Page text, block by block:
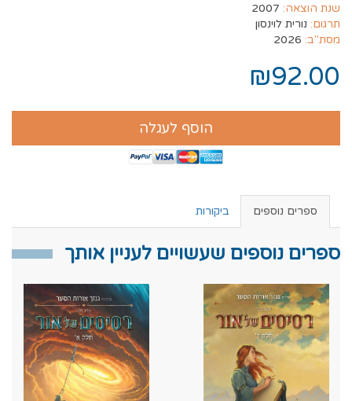
שנת הוצאה: 2007
תרגום: נורית לוינסון
מסת"ב: 2026
₪92.00
הוסף לעגלה
ספרים נוספים ביקורות
ספרים נוספים שעשויים לעניין אותך